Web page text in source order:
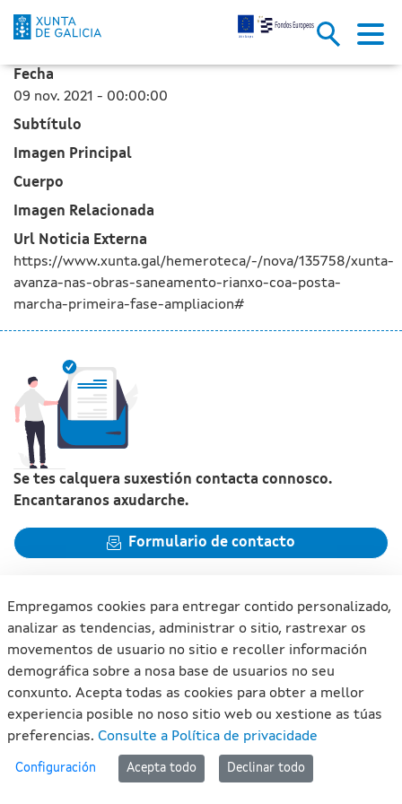
A Xunta avanza nas obras de
Skip to Main Content
Fecha
09 nov. 2021 - 00:00:00
Subtítulo
Imagen Principal
Cuerpo
Imagen Relacionada
Url Noticia Externa
https://www.xunta.gal/hemeroteca/-/nova/135758/xunta-
avanza-nas-obras-saneamento-rianxo-coa-posta-
marcha-primeira-fase-ampliacion#
Se tes calquera suxestión contacta connosco.
Encantaranos axudarche.
Formulario de contacto
Xunta de Galicia. Información mantida e publicada na internet
pola Xunta de Galicia
Atención á cidadanía
Accesibilidade
Mapa do portal
Empregamos cookies para entregar contido personalizado,
analizar as tendencias, administrar o sitio, rastrexar os
movementos de usuario no sitio e recoller información
demográfica sobre a nosa base de usuarios no seu
conxunto. Acepta todas as cookies para obter a mellor
experiencia posible no noso sitio web ou xestione as túas
preferencias. Consulte a Política de privacidade
Configuración Acepta todo Declinar todo